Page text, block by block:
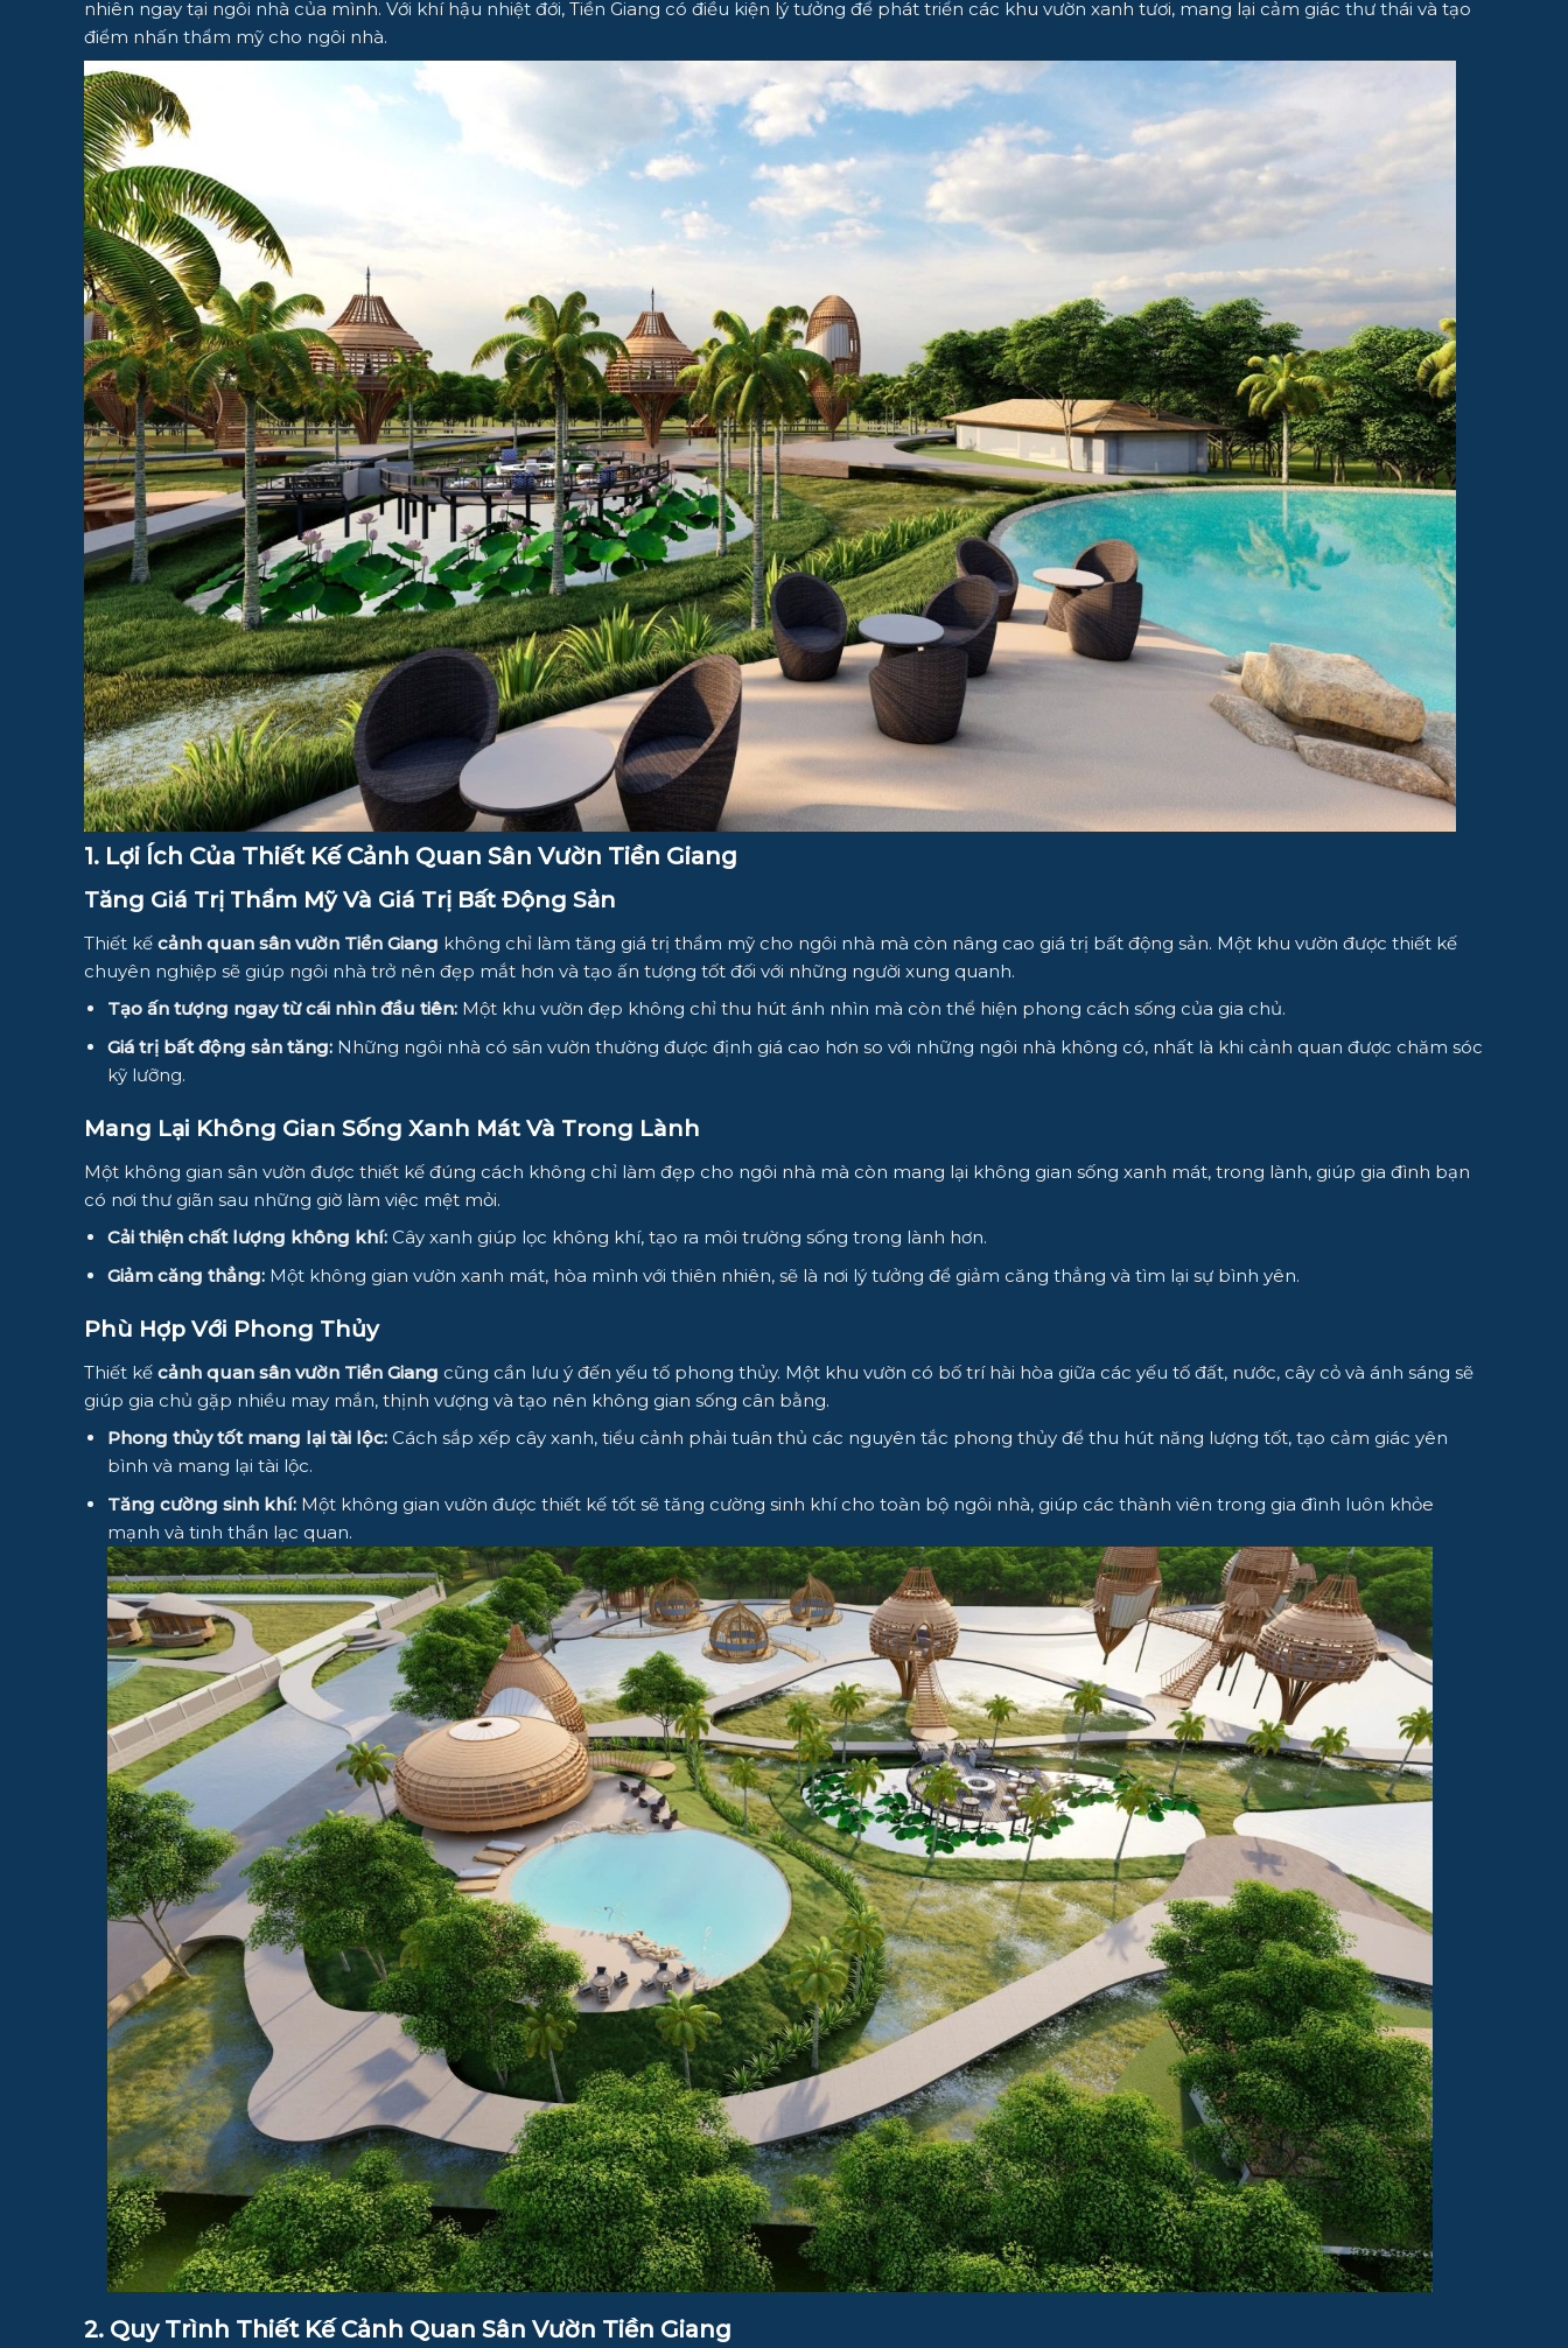
nhiên ngay tại ngôi nhà của mình. Với khí hậu nhiệt đới, Tiền Giang có điều kiện lý tưởng để phát triển các khu vườn xanh tươi, mang lại cảm giác thư thái và tạo
điểm nhấn thẩm mỹ cho ngôi nhà.
1. Lợi Ích Của Thiết Kế Cảnh Quan Sân Vườn Tiền Giang
Tăng Giá Trị Thẩm Mỹ Và Giá Trị Bất Động Sản
Thiết kế cảnh quan sân vườn Tiền Giang không chỉ làm tăng giá trị thẩm mỹ cho ngôi nhà mà còn nâng cao giá trị bất động sản. Một khu vườn được thiết kế
chuyên nghiệp sẽ giúp ngôi nhà trở nên đẹp mắt hơn và tạo ấn tượng tốt đối với những người xung quanh.
Tạo ấn tượng ngay từ cái nhìn đầu tiên:Một khu vườn đẹp không chỉ thu hút ánh nhìn mà còn thể hiện phong cách sống của gia chủ.
Giá trị bất động sản tăng:Những ngôi nhà có sân vườn thường được định giá cao hơn so với những ngôi nhà không có, nhất là khi cảnh quan được chăm sóc
kỹ lưỡng.
Mang Lại Không Gian Sống Xanh Mát Và Trong Lành
Một không gian sân vườn được thiết kế đúng cách không chỉ làm đẹp cho ngôi nhà mà còn mang lại không gian sống xanh mát, trong lành, giúp gia đình bạn
có nơi thư giãn sau những giờ làm việc mệt mỏi.
Cải thiện chất lượng không khí:Cây xanh giúp lọc không khí, tạo ra môi trường sống trong lành hơn.
Giảm căng thẳng:Một không gian vườn xanh mát, hòa mình với thiên nhiên, sẽ là nơi lý tưởng để giảm căng thẳng và tìm lại sự bình yên.
Phù Hợp Với Phong Thủy
Thiết kế cảnh quan sân vườn Tiền Giang cũng cần lưu ý đến yếu tố phong thủy. Một khu vườn có bố trí hài hòa giữa các yếu tố đất, nước, cây cỏ và ánh sáng sẽ
giúp gia chủ gặp nhiều may mắn, thịnh vượng và tạo nên không gian sống cân bằng.
Phong thủy tốt mang lại tài lộc:Cách sắp xếp cây xanh, tiểu cảnh phải tuân thủ các nguyên tắc phong thủy để thu hút năng lượng tốt, tạo cảm giác yên
bình và mang lại tài lộc.
Tăng cường sinh khí:Một không gian vườn được thiết kế tốt sẽ tăng cường sinh khí cho toàn bộ ngôi nhà, giúp các thành viên trong gia đình luôn khỏe
mạnh và tinh thần lạc quan.
2. Quy Trình Thiết Kế Cảnh Quan Sân Vườn Tiền Giang